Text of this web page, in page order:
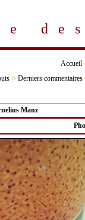
Accueil
Derniers commentaires
Manz